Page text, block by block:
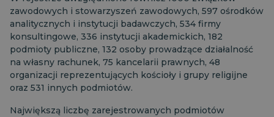
zawodowych i stowarzyszeń zawodowych, 597 ośrodków
analitycznych i instytucji badawczych, 534 firmy
konsultingowe, 336 instytucji akademickich, 182
podmioty publiczne, 132 osoby prowadzące działalność
na własny rachunek, 75 kancelarii prawnych, 48
organizacji reprezentujących kościoły i grupy religijne
oraz 531 innych podmiotów.
Największą liczbę zarejestrowanych podmiotów